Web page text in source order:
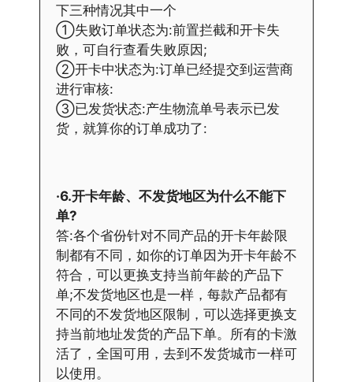
下三种情况其中一个
①失败订单状态为:前置拦截和开卡失
败，可自行查看失败原因;
②开卡中状态为:订单已经提交到运营商
进行审核:
③已发货状态:产生物流单号表示已发
货，就算你的订单成功了:
·6.开卡年龄、不发货地区为什么不能下
单?
答:各个省份针对不同产品的开卡年龄限
制都有不同，如你的订单因为开卡年龄不
符合，可以更换支持当前年龄的产品下
单;不发货地区也是一样，每款产品都有
不同的不发货地区限制，可以选择更换支
持当前地址发货的产品下单。所有的卡激
活了，全国可用，去到不发货城市一样可
以使用。